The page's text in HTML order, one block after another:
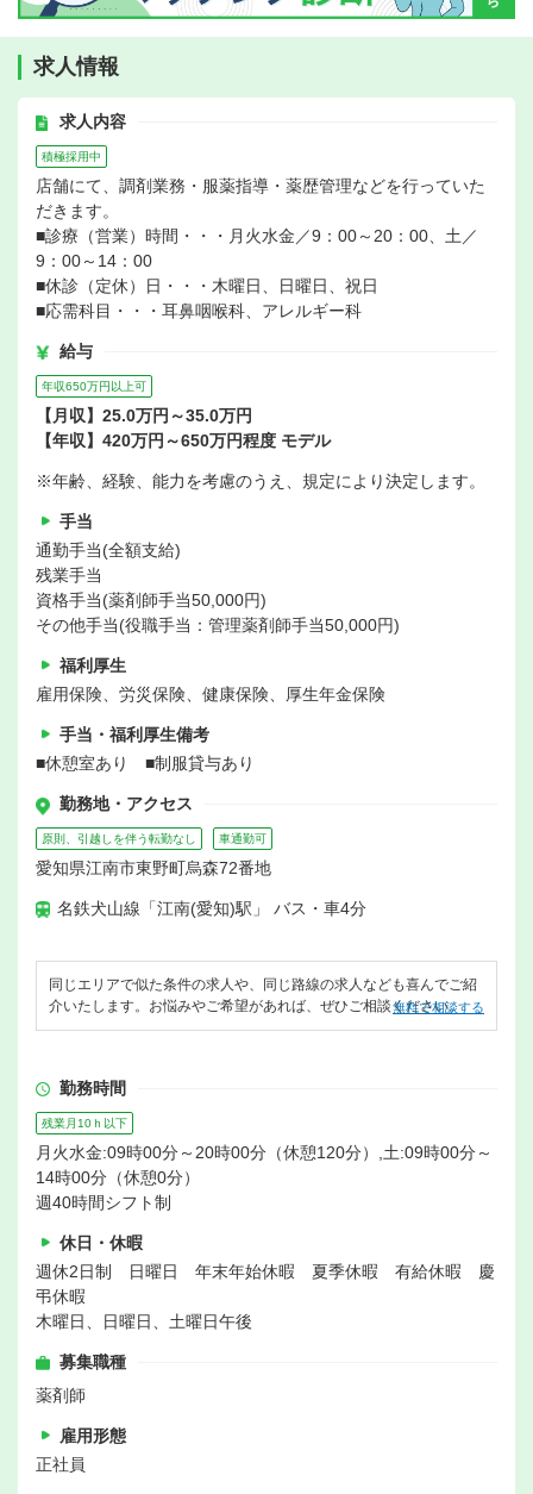
求人情報
求人内容
積極採用中
店舗にて、調剤業務・服薬指導・薬歴管理などを行っていた
だきます。
■診療（営業）時間・・・月火水金／9：00～20：00、土／
9：00～14：00
■休診（定休）日・・・木曜日、日曜日、祝日
■応需科目・・・耳鼻咽喉科、アレルギー科
給与
年収650万円以上可
【月収】25.0万円～35.0万円
【年収】420万円～650万円程度 モデル
※年齢、経験、能力を考慮のうえ、規定により決定します。
手当
通勤手当(全額支給)
残業手当
資格手当(薬剤師手当50,000円)
その他手当(役職手当：管理薬剤師手当50,000円)
福利厚生
雇用保険、労災保険、健康保険、厚生年金保険
手当・福利厚生備考
■休憩室あり ■制服貸与あり
勤務地・アクセス
原則、引越しを伴う転勤なし 車通勤可
愛知県江南市東野町烏森72番地
名鉄犬山線「江南(愛知)駅」 バス・車4分
同じエリアで似た条件の求人や、同じ路線の求人なども喜んでご紹
介いたします。お悩みやご希望があれば、ぜひご相談ください。
無料で相談する
勤務時間
残業月10ｈ以下
月火水金:09時00分～20時00分（休憩120分）,土:09時00分～
14時00分（休憩0分）
週40時間シフト制
休日・休暇
週休2日制 日曜日 年末年始休暇 夏季休暇 有給休暇 慶
弔休暇
木曜日、日曜日、土曜日午後
募集職種
薬剤師
雇用形態
正社員